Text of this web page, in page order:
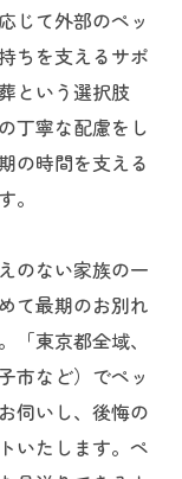
じて外部のペッ
ちを支えるサポ
という選択肢
丁寧な配慮をし
の時間を支える
。
のない家族の一
て最期のお別れ
「東京都全域、
市など）でペッ
伺いし、後悔の
いたします。ペ